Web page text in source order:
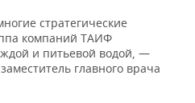
стратегические
компаний ТАИФ
и питьевой водой, —
главного врача